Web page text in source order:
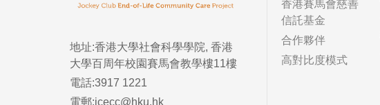
地址:香港大學社會科學學院, 香港
大學百周年校園賽馬會教學樓11樓
電話:3917 1221
電郵:jcecc@hku.hk
香港賽馬會慈善
信託基金
合作夥伴
高對比度模式